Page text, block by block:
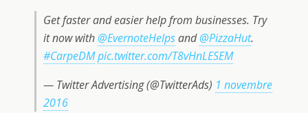
Get faster and easier help from businesses. Try
it now with@EvernoteHelpsand@PizzaHut.
#CarpeDMpic.twitter.com/T8vHnLESEM
— Twitter Advertising (@TwitterAds) 1 novembre
2016